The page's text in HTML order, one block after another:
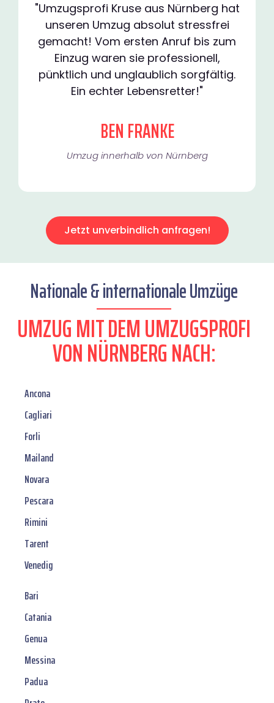
"Umzugsprofi Kruse aus Nürnberg hat
unseren Umzug absolut stressfrei
gemacht! Vom ersten Anruf bis zum
Einzug waren sie professionell,
pünktlich und unglaublich sorgfältig.
Ein echter Lebensretter!"
BEN FRANKE
Umzug innerhalb von Nürnberg​
Jetzt unverbindlich anfragen!
Nationale & internationale Umzüge
UMZUG MIT DEM UMZUGSPROFI
VON NÜRNBERG NACH:
Ancona
Cagliari
Forli
Mailand
Novara
Pescara
Rimini
Tarent
Venedig
Bari
Catania
Genua
Messina
Padua